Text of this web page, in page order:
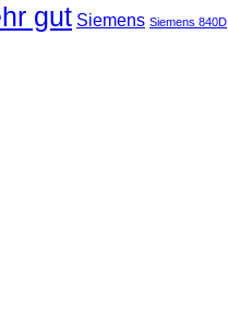
gut Siemens Siemens 840D